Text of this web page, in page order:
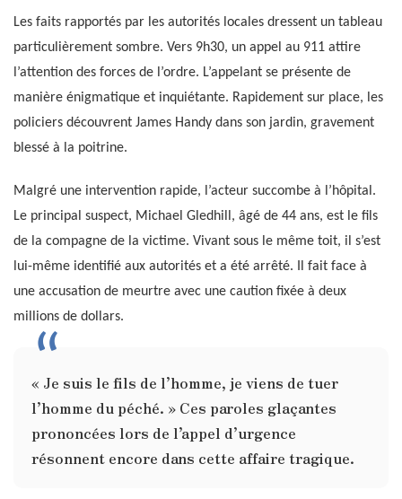
Les faits rapportés par les autorités locales dressent un tableau
particulièrement sombre. Vers 9h30, un appel au 911 attire
l’attention des forces de l’ordre. L’appelant se présente de
manière énigmatique et inquiétante. Rapidement sur place, les
policiers découvrent James Handy dans son jardin, gravement
blessé à la poitrine.
Malgré une intervention rapide, l’acteur succombe à l’hôpital.
Le principal suspect, Michael Gledhill, âgé de 44 ans, est le fils
de la compagne de la victime. Vivant sous le même toit, il s’est
lui-même identifié aux autorités et a été arrêté. Il fait face à
une accusation de meurtre avec une caution fixée à deux
millions de dollars.
« Je suis le fils de l’homme, je viens de tuer
l’homme du péché. » Ces paroles glaçantes
prononcées lors de l’appel d’urgence
résonnent encore dans cette affaire tragique.